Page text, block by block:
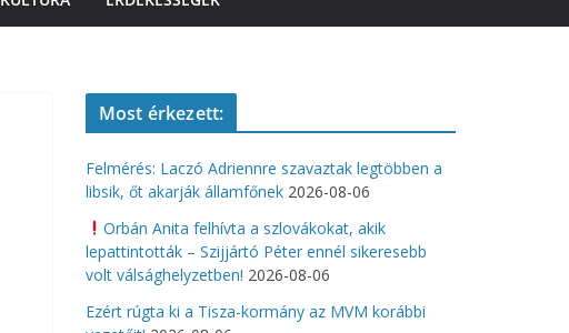
Most érkezett:
Felmérés: Laczó Adriennre szavaztak legtöbben a
libsik, őt akarják államfőnek 2026-08-06
Orbán Anita felhívta a szlovákokat, akik
lepattintották – Szijjártó Péter ennél sikeresebb
volt válsághelyzetben! 2026-08-06
Ezért rúgta ki a Tisza-kormány az MVM korábbi